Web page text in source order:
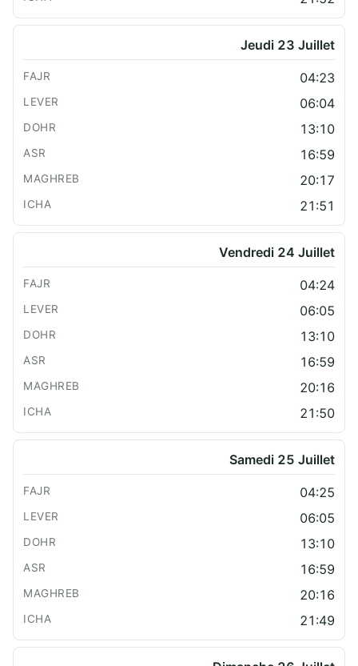
Jeudi 23 Juillet
04:23
06:04
13:10
16:59
20:17
21:51
Vendredi 24 Juillet
04:24
06:05
13:10
16:59
20:16
21:50
Samedi 25 Juillet
04:25
06:05
13:10
16:59
20:16
21:49